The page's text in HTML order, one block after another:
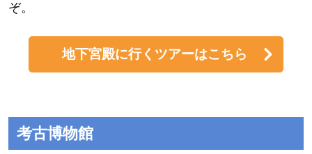
ぞ。
地下宮殿に行くツアーはこちら
考古博物館